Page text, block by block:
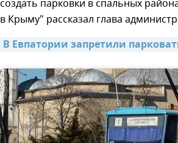
создать парковки в спальных
в Крыму" рассказал глава
В Евпатории запретили